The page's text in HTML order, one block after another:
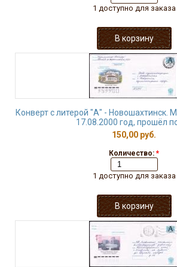
1 доступно для заказа
Конверт с литерой "А" - Новошахтинск.
17.08.2000 год, прошёл
150,00 руб.
Количество: *
1 доступно для заказа